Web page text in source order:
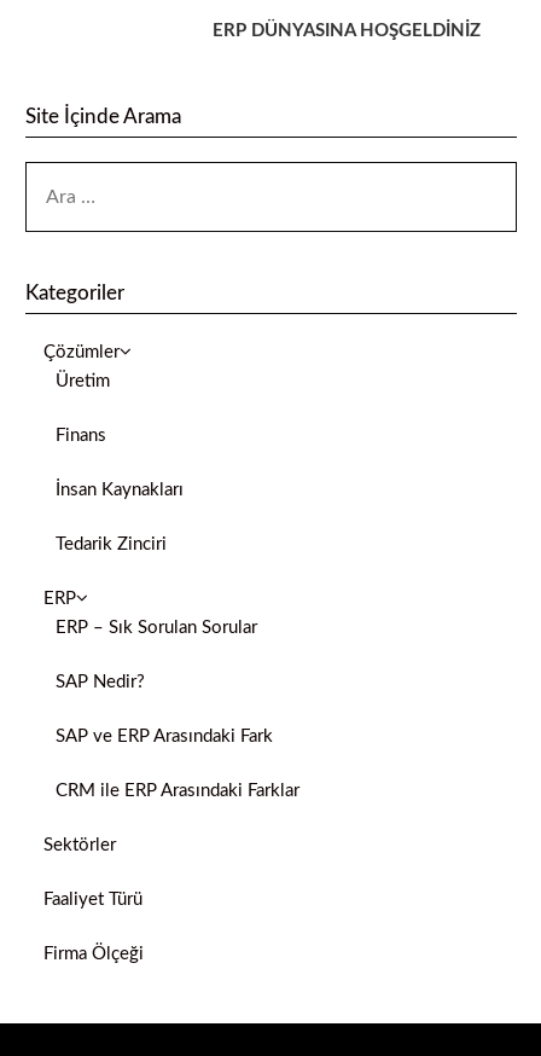
ERP DÜNYASINA HOŞGELDİNİZ
Site İçinde Arama
Kategoriler
Çözümler
Üretim
Finans
İnsan Kaynakları
Tedarik Zinciri
ERP
ERP – Sık Sorulan Sorular
SAP Nedir?
SAP ve ERP Arasındaki Fark
CRM ile ERP Arasındaki Farklar
Sektörler
Faaliyet Türü
Firma Ölçeği